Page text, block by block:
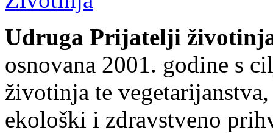
Udruga Prijatelji
osnovana 2001. godine s
životinja te
ekološki i zdravstveno